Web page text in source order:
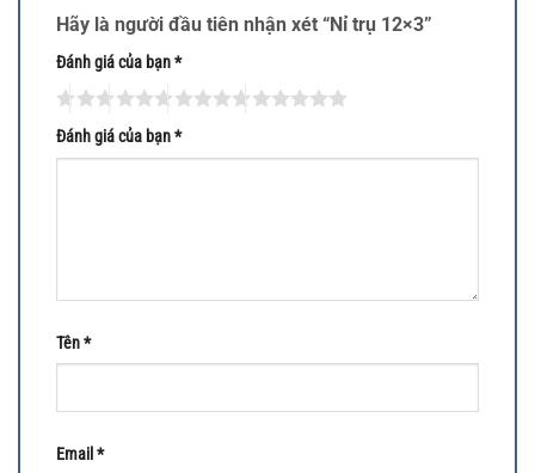
Hãy là người đầu tiên nhận xét “Nỉ trụ 12×3”
Đánh giá của bạn*
Đánh giá của bạn*
Tên*
Email *